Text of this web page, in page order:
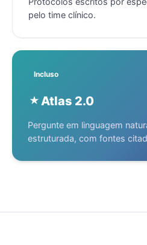
pelo time clínico.
Incluso
Atlas 2.0
Pergunte em linguagem
estruturada, com fontes